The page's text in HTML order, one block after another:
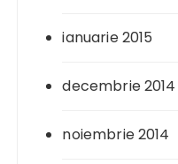
ianuarie 2015
decembrie 2014
noiembrie 2014